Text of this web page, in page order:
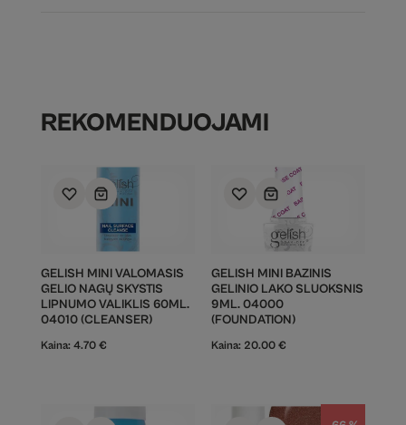
REKOMENDUOJAMI
GELISH MINI VALOMASIS
GELIO NAGŲ SKYSTIS
LIPNUMO VALIKLIS 60ML.
04010 (CLEANSER)
Kaina: 4.70 €
GELISH MINI BAZINIS
GELINIO LAKO SLUOKSNIS
9ML. 04000
(FOUNDATION)
Kaina: 20.00 €